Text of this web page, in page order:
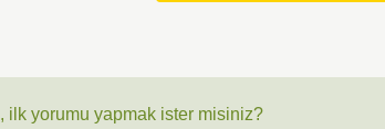
ilk yorumu yapmak ister misiniz?